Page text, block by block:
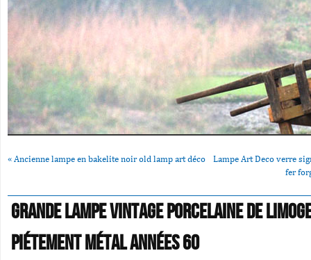
« Ancienne lampe en bakelite noir old lamp art déco
Lampe Art Deco verre
fer
Grande lampe vintage porcelaine de
piétement métal Années 60